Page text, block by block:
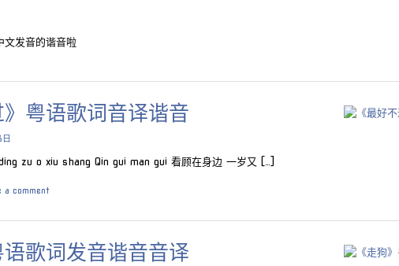
文发音的谐音啦
》粤语歌词音译谐音
zu o xiu shang Qin gui man gui 看顾在身边 一岁又 […]
a comment
语歌词发音谐音音译